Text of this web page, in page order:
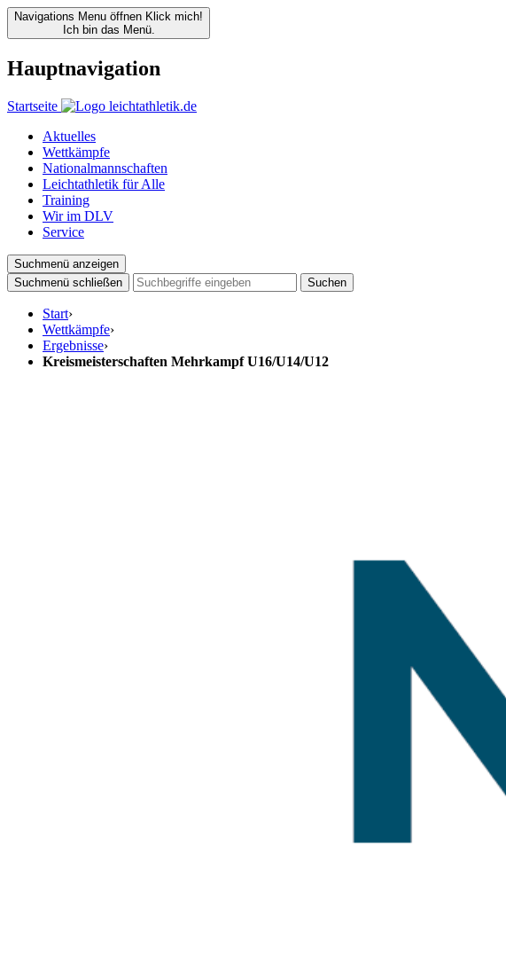
Navigations Menu öffnen Klick mich!
Ich bin das Menü.
Hauptnavigation
Startseite
Aktuelles
Wettkämpfe
Nationalmannschaften
Leichtathletik für Alle
Training
Wir im DLV
Service
Suchmenü anzeigen
Suchmenü schließen
Suchen
Start›
Wettkämpfe›
Ergebnisse›
Kreismeisterschaften Mehrkampf U16/U14/U12